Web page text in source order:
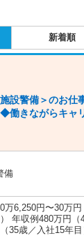
新着順
施設警備＞のお
きながらキャ
備
万6,250円〜30万
年収例480万円
35歳／入社15年